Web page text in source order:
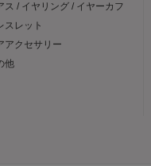
ス / イヤリング / イヤーカフ
スレット
アクセサリー
他